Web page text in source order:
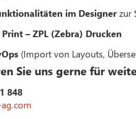
im Designer zur
– ZPL (Zebra) Drucken
(Import von Layouts,
Sie uns gerne für
848